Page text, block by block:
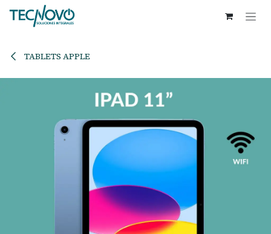
Ir al contenido
TABLETS APPLE